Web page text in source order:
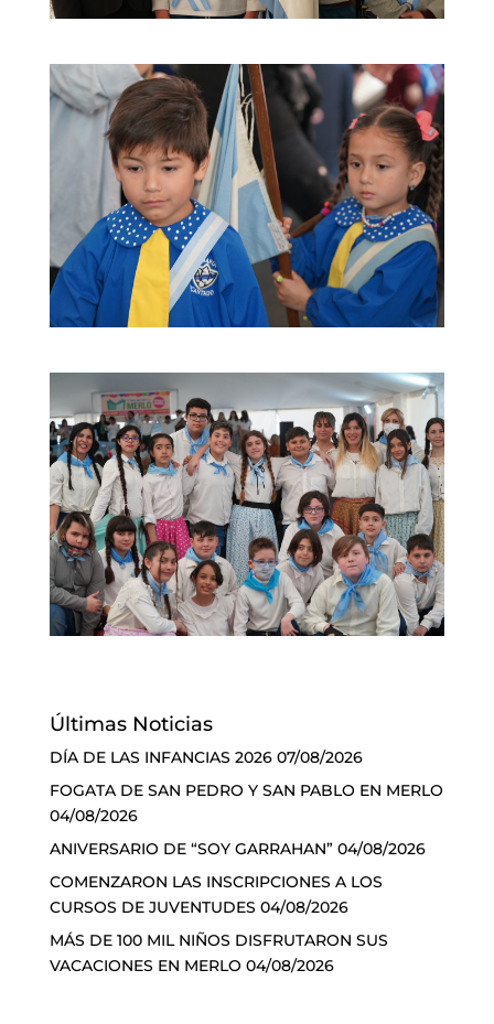
Últimas Noticias
DÍA DE LAS INFANCIAS 2026 07/08/2026
FOGATA DE SAN PEDRO Y SAN PABLO EN MERLO
04/08/2026
ANIVERSARIO DE “SOY GARRAHAN” 04/08/2026
COMENZARON LAS INSCRIPCIONES A LOS
CURSOS DE JUVENTUDES 04/08/2026
MÁS DE 100 MIL NIÑOS DISFRUTARON SUS
VACACIONES EN MERLO 04/08/2026